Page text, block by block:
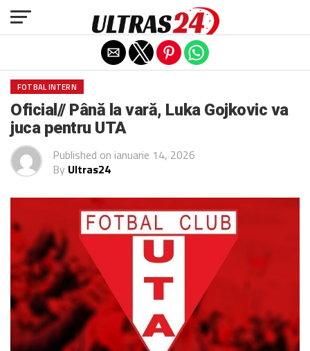
FOTBAL INTERN
Oficial// Până la vară, Luka Gojkovic va
juca pentru UTA
Published on ianuarie 14, 2026
By Ultras24
Exit mobile version